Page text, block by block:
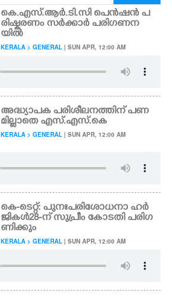
കെ.എസ്.ആർ.ടി.സി പെൻഷൻ പ
രിഷ്കരണം സർക്കാർ പരിഗണന
യിൽ
KERALA > GENERAL | SUN APR, 12:00 AM
അദ്ധ്യാപക പരിശീലനത്തിന് പണ
മില്ലാതെ എസ്.എസ്.കെ
KERALA > GENERAL | SUN APR, 12:00 AM
കെ-ടെറ്റ്: പുനഃപരിശോധനാ ഹർ
ജികൾ 28-ന് സുപ്രീം കോടതി പരിഗ
ണിക്കും
KERALA > GENERAL | SUN APR, 12:00 AM